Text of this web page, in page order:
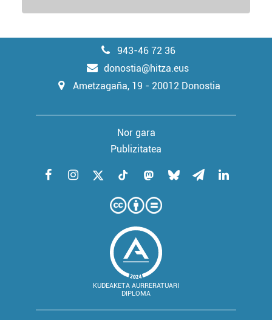
943-46 72 36
donostia@hitza.eus
Ametzagaña, 19 - 20012 Donostia
Nor gara
Publizitatea
KUDEAKETA AURRERATUARI
DIPLOMA